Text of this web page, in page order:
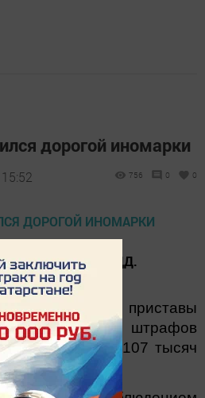
дорогой иномарки
756 0 0
100 штрафов ГИБДД.
судебные приставы
за неуплату штрафов
общую сумму 107 тысяч